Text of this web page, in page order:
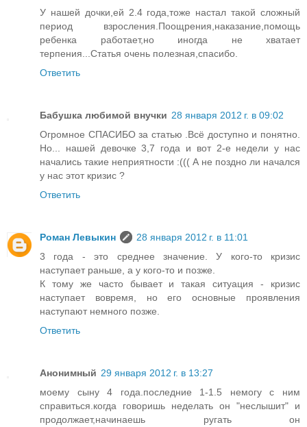
У нашей дочки,ей 2.4 года,тоже настал такой сложный
период взросления.Поощрения,наказание,помощь
ребенка работает,но иногда не хватает
терпения...Статья очень полезная,спасибо.
Ответить
Бабушка любимой внучки 28 января 2012 г. в 09:02
Огромное СПАСИБО за статью .Всё доступно и понятно.
Но... нашей девочке 3,7 года и вот 2-е недели у нас
начались такие неприятности :((( А не поздно ли начался
у нас этот кризис ?
Ответить
Роман Левыкин
28 января 2012 г. в 11:01
3 года - это среднее значение. У кого-то кризис
наступает раньше, а у кого-то и позже.
К тому же часто бывает и такая ситуация - кризис
наступает вовремя, но его основные проявления
наступают немного позже.
Ответить
Анонимный 29 января 2012 г. в 13:27
моему сыну 4 года.последние 1-1.5 немогу с ним
справиться.когда говоришь неделать он "неслышит" и
продолжает,начинаешь ругать он